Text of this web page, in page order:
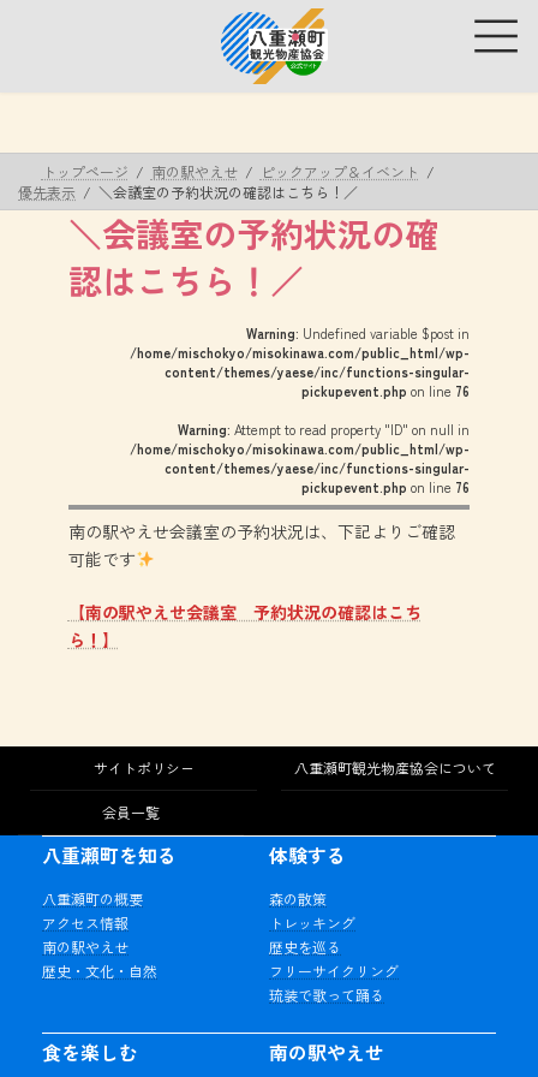
ス
ン
トップページ 南の駅やえせ
ピックアップ＆イベント
優先表示
＼会議室の予約状況の確認はこちら！／
＼会議室の予約状況の確
認はこちら！／
Warning: Undefined variable $post in
/home/mischokyo/misokinawa.com/public_html/wp-
content/themes/yaese/inc/functions-singular-
pickupevent.php on line 76
Warning: Attempt to read property "ID" on null in
/home/mischokyo/misokinawa.com/public_html/wp-
content/themes/yaese/inc/functions-singular-
pickupevent.php on line 76
南の駅やえせ会議室の予約状況は、下記よりご確認
可能です
【南の駅やえせ会議室 予約状況の確認はこち
ら！】
サイトポリシー 八重瀬町観光物産協会について
会員一覧
八重瀬町を知る
八重瀬町の概要
アクセス情報
南の駅やえせ
歴史・文化・自然
体験する
森の散策
トレッキング
歴史を巡る
フリーサイクリング
琉装で歌って踊る
食を楽しむ 南の駅やえせ